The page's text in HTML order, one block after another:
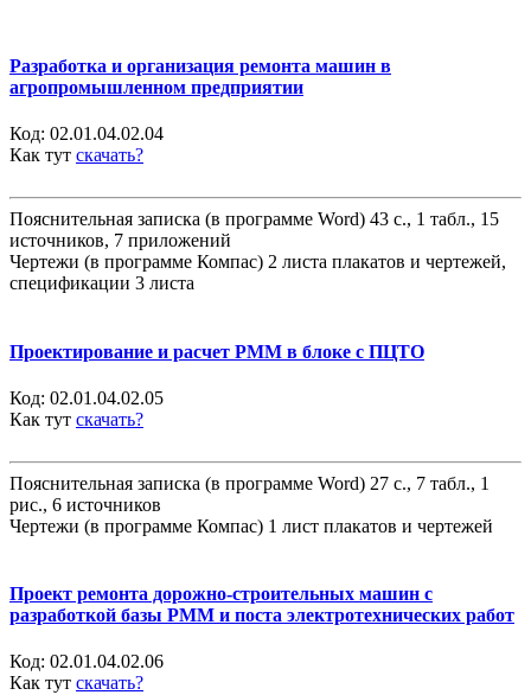
Разработка и организация ремонта машин в
агропромышленном предприятии
Код: 02.01.04.02.04
Как тут скачать?
Пояснительная записка (в программе Word) 43 с., 1 табл., 15
источников, 7 приложений
Чертежи (в программе Компас) 2 листа плакатов и чертежей,
спецификации 3 листа
Проектирование и расчет РММ в блоке с ПЦТО
Код: 02.01.04.02.05
Как тут скачать?
Пояснительная записка (в программе Word) 27 с., 7 табл., 1
рис., 6 источников
Чертежи (в программе Компас) 1 лист плакатов и чертежей
Проект ремонта дорожно-строительных машин с
разработкой базы РММ и поста электротехнических работ
Код: 02.01.04.02.06
Как тут скачать?